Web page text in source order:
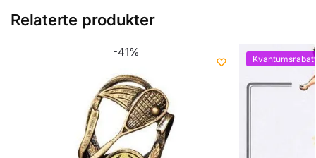
Relaterte produkter
-41%
Kvantumsrabatt